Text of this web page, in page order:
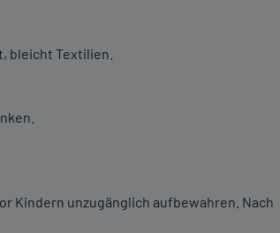
bleicht Textilien.
Kindern unzugänglich aufbewahren. Nach